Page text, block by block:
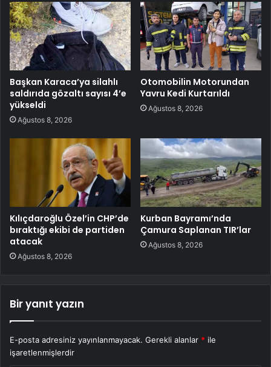
Başkan Karaca’ya silahlı
saldırıda gözaltı sayısı 4’e
yükseldi
Ağustos 8, 2026
Otomobilin Motorundan
Yavru Kedi Kurtarıldı
Ağustos 8, 2026
Kılıçdaroğlu Özel’in CHP’de
bıraktığı ekibi de partiden
atacak
Ağustos 8, 2026
Kurban Bayramı’nda
Çamura Saplanan TIR’lar
Ağustos 8, 2026
Bir yanıt yazın
E-posta adresiniz yayınlanmayacak. Gerekli alanlar * ile
işaretlenmişlerdir